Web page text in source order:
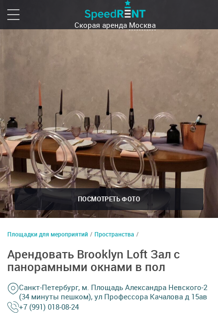
Скорая аренда Москва
ПОСМОТРЕТЬ ФОТО
Площадки для мероприятий / Пространства /
Арендовать Brooklyn Loft Зал с
панорамными окнами в пол
Санкт-Петербург, м. Площадь Александра Невского-2
(34 минуты пешком), ул Профессора Качалова д 15ав
+7 (991) 018-08-24